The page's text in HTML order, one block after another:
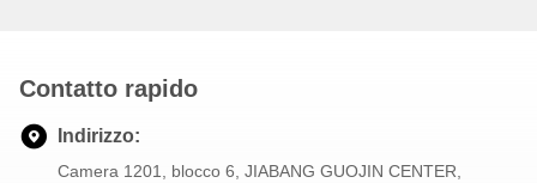
Contatto rapido
Indirizzo:
Camera 1201, blocco 6, JIABANG GUOJIN CENTER,